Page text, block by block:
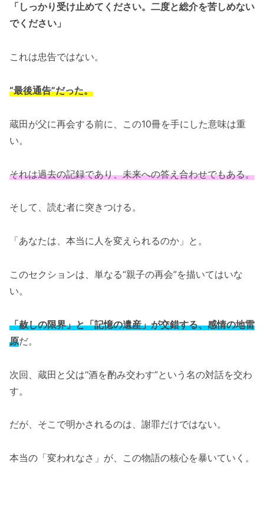
「しっかり受け止めてください。二度と総介を苦しめない
でください」
これは忠告ではない。
“最後通告”だった。
蔵田が父に再会する前に、この10冊を手にした意味は重
い。
それは過去の記録であり、未来への答え合わせでもある。
そして、読む者に突きつける。
「あなたは、本当に人を変えられるのか」と。
このセクションは、単なる“親子の再会”を描いてはいな
い。
「赦しの限界」と「記憶の遺産」が交錯する、感情の地雷
原だ。
次回、蔵田と父は“酒を酌み交わす”という名の対話を交わ
す。
だが、そこで明かされるのは、謝罪だけではない。
本当の「変われなさ」が、この物語の核心を暴いていく。